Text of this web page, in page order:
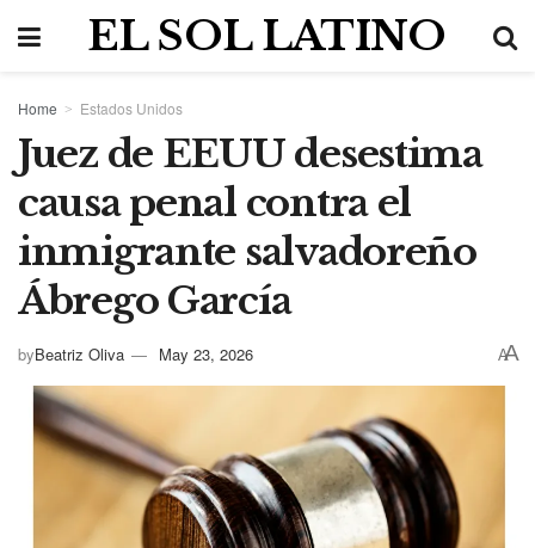
EL SOL LATINO
Home Estados Unidos
Juez de EEUU desestima
causa penal contra el
inmigrante salvadoreño
Ábrego García
byBeatriz Oliva May 23, 2026 AA